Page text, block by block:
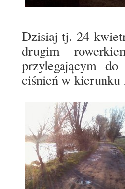
Dzisiaj tj. 24
drugim
przylegającym
ciśnień w kierunku